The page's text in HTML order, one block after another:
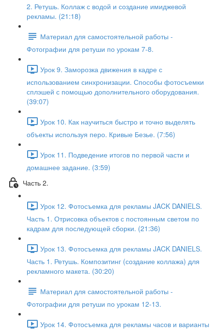
2. Ретушь. Коллаж с водой и создание имиджевой
рекламы. (21:18)
Материал для самостоятельной работы -
Фотографии для ретуши по урокам 7-8.
Урок 9. Заморозка движения в кадре с
использованием синхронизации. Способы фотосъемки
сплэшей с помощью дополнительного оборудования.
(39:07)
Урок 10. Как научиться быстро и точно выделять
объекты используя перо. Кривые Безье. (7:56)
Урок 11. Подведение итогов по первой части и
домашнее задание. (3:59)
Часть 2.
Урок 12. Фотосъемка для рекламы JACK DANIELS.
Часть 1. Отрисовка объектов с постоянным светом по
кадрам для последующей сборки. (21:36)
Урок 13. Фотосъемка для рекламы JACK DANIELS.
Часть 1. Ретушь. Композитинг (создание коллажа) для
рекламного макета. (30:20)
Материал для самостоятельной работы -
Фотографии для ретуши по урокам 12-13.
Урок 14. Фотосъемка для рекламы часов и варианты